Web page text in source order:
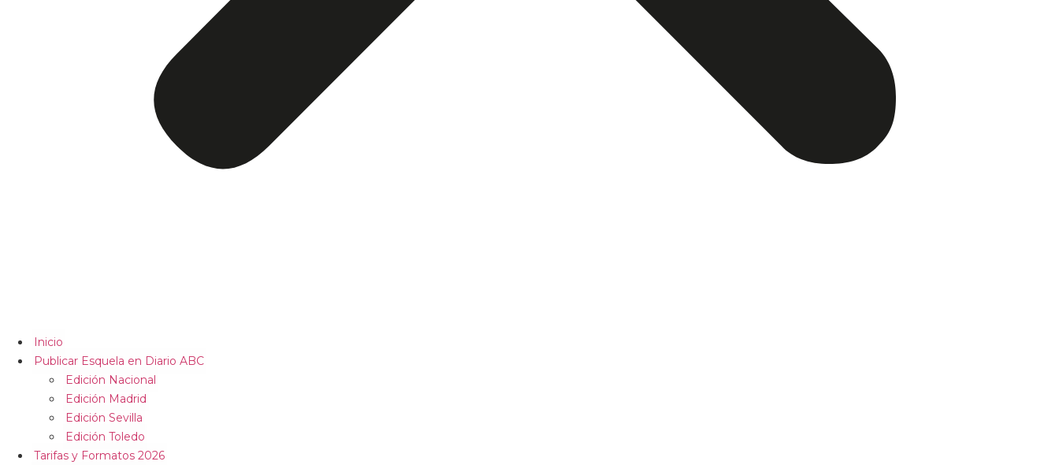
Inicio
Publicar Esquela en Diario ABC
Edición Nacional
Edición Madrid
Edición Sevilla
Edición Toledo
Tarifas y Formatos 2026